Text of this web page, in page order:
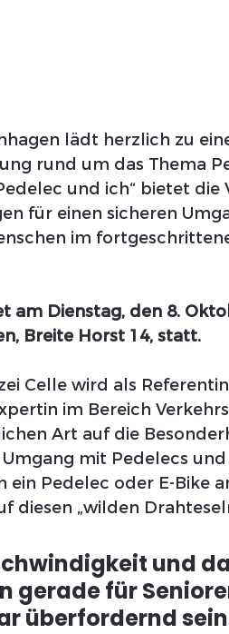
lädt herzlich zu
rund um das Thema
und ich“ bietet
für einen sicheren
im
am Dienstag, den 8.
Breite Horst 14, statt.
Celle wird als
im Bereich
Art auf die
mit Pedelecs und
ein Pedelec oder E-Bike
diesen „wilden
und
gerade für
überfordernd